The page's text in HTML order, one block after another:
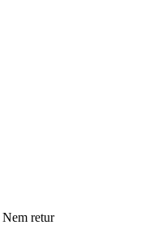
Nem retur